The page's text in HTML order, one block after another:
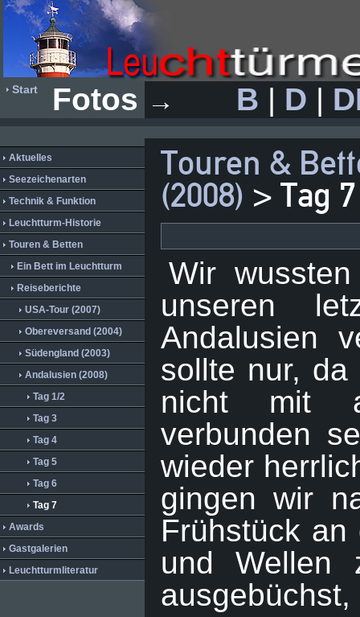
Start Fotos → B | D |
Aktuelles
Seezeichenarten
Technik & Funktion
Leuchtturm-Historie
Touren & Betten
Ein Bett im Leuchtturm
Reiseberichte
USA-Tour (2007)
Obereversand (2004)
Südengland (2003)
Andalusien (2008)
Tag 1/2
Tag 3
Tag 4
Tag 5
Tag 6
Tag 7
Awards
Gastgalerien
Leuchtturmliteratur
Touren &
(2008) > Tag 7
Wir
unseren
Andalusien
sollte nur,
nicht mit
verbunden
wieder
gingen wir
Frühstück
und Wellen